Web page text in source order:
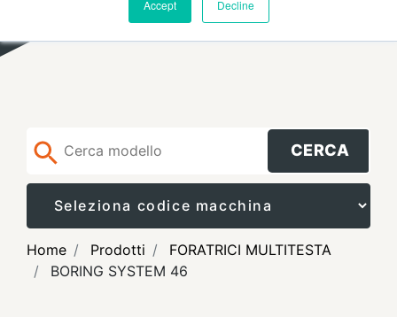
Accept Decline
CERCA
Home Prodotti
FORATRICI MULTITESTA
BORING SYSTEM 46